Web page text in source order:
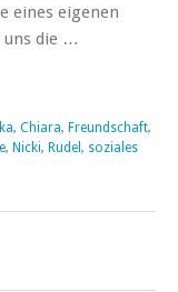
eines eigenen
uns die …
, Chiara, Freundschaft,
, Nicki, Rudel , soziales